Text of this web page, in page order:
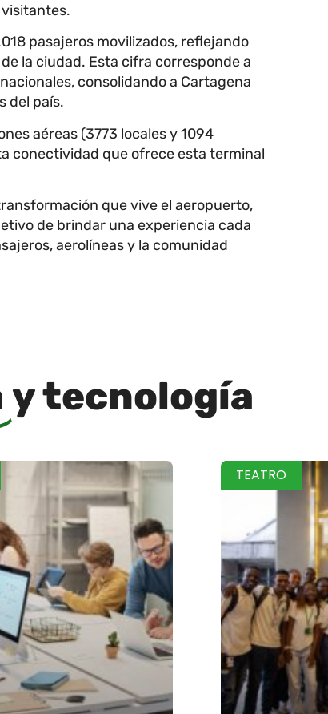
pasajeros movilizados, reflejando
la ciudad. Esta cifra corresponde a
consolidando a Cartagena
del país.
aéreas (3773 locales y 1094
conectividad que ofrece esta terminal
que vive el aeropuerto,
de brindar una experiencia cada
aerolíneas y la comunidad
y tecnología
TEATRO